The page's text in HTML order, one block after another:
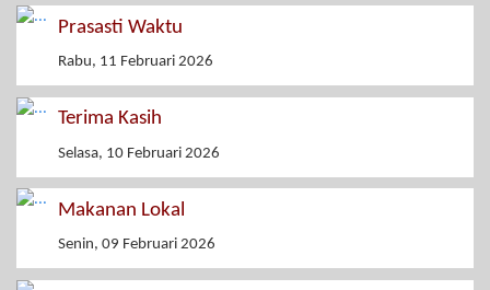
Prasasti Waktu
Rabu, 11 Februari 2026
Terima Kasih
Selasa, 10 Februari 2026
Makanan Lokal
Senin, 09 Februari 2026